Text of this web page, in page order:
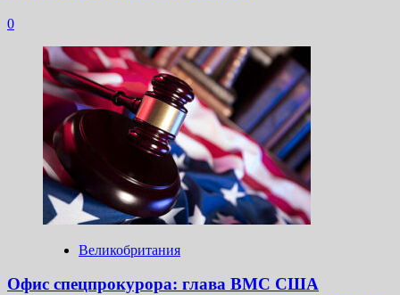
0
Великобритания
Офис спецпрокурора: глава ВМС США